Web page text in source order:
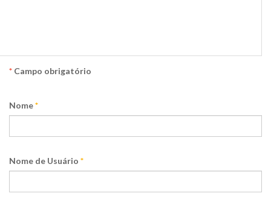
* Campo obrigatório
Nome*
Nome de Usuário *